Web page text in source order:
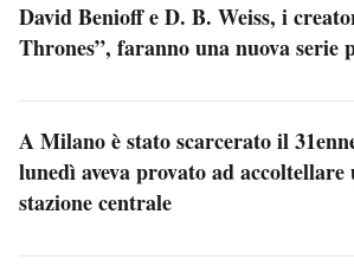
David Benioff e D. B. Weiss, i
Thrones”, faranno una nuova serie
A Milano è stato scarcerato il
lunedì aveva provato ad
stazione centrale